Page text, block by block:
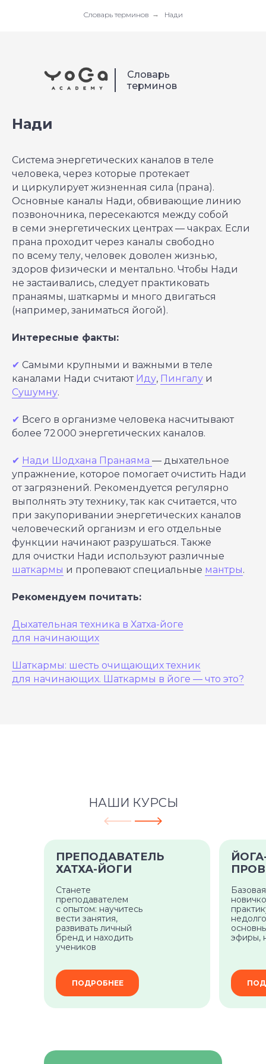
Словарь терминов → Нади
Словарь
терминов
Нади
Система энергетических каналов в теле
человека, через которые протекает
и циркулирует жизненная сила (прана).
Основные каналы Нади, обвивающие линию
позвоночника, пересекаются между собой
в семи энергетических центрах ― чакрах. Если
прана проходит через каналы свободно
по всему телу, человек доволен жизнью,
здоров физически и ментально. Чтобы Нади
не застаивались, следует практиковать
пранаямы, шаткармы и много двигаться
(например, заниматься йогой).
Интересные факты:
✔ Самыми крупными и важными в теле
каналами Нади считают Иду, Пингалу и
Сушумну.
✔ Всего в организме человека насчитывают
более 72 000 энергетических каналов.
✔ Нади Шодхана Пранаяма ― дыхательное
упражнение, которое помогает очистить Нади
от загрязнений. Рекомендуется регулярно
выполнять эту технику, так как считается, что
при закупоривании энергетических каналов
человеческий организм и его отдельные
функции начинают разрушаться. Также
для очистки Нади используют различные
шаткармы и пропевают специальные мантры.
Рекомендуем почитать:
Дыхательная техника в Хатха-йоге
для начинающих
Шаткармы: шесть очищающих техник
для начинающих. Шаткармы в йоге ― что это?
НАШИ КУРСЫ
ПРЕПОДАВАТЕЛЬ
ХАТХА-ЙОГИ
Станете
преподавателем
с опытом: научитесь
вести занятия,
развивать личный
бренд и находить
учеников
ПОДРОБНЕЕ
эфиры,